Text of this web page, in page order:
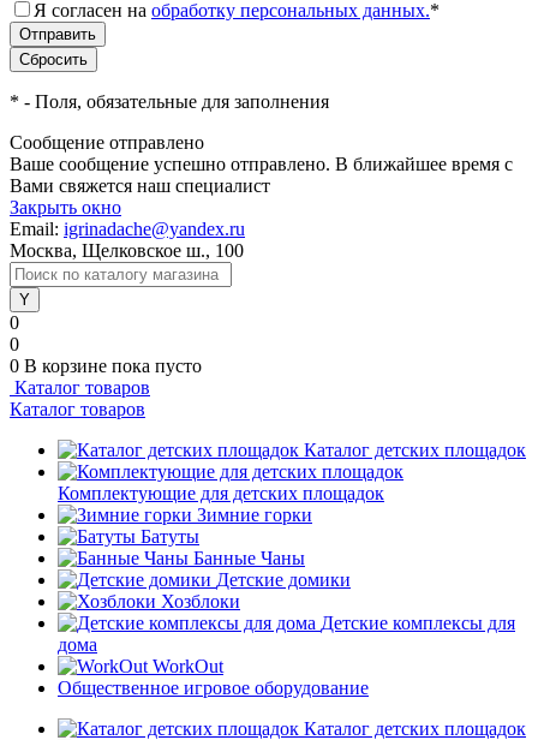
Я согласен на обработку персональных данных.*
* - Поля, обязательные для заполнения
Сообщение отправлено
Ваше сообщение успешно отправлено. В ближайшее время с
Вами свяжется наш специалист
Закрыть окно
Email: igrinadache@yandex.ru
Москва, Щелковское ш., 100
0
0
0 В корзине пока пусто
Каталог товаров
Каталог товаров
Каталог детских площадок
Комплектующие для детских площадок
Зимние горки
Батуты
Банные Чаны
Детские домики
Хозблоки
Детские комплексы для
дома
WorkOut
Общественное игровое оборудование
Каталог детских площадок